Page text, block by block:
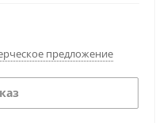
предложение